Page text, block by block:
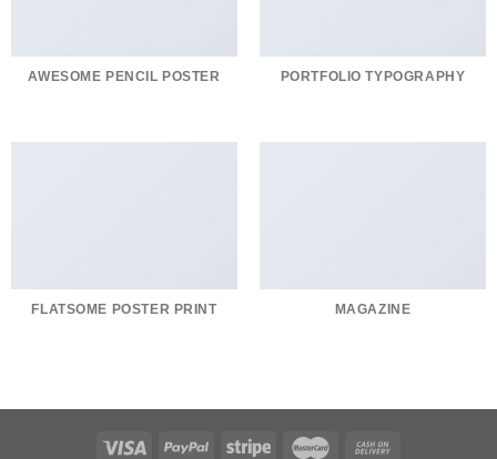
AWESOME PENCIL POSTER PORTFOLIO TYPOGRAPHY
FLATSOME POSTER PRINT MAGAZINE